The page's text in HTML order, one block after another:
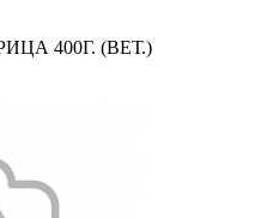
400Г. (ВЕТ.)